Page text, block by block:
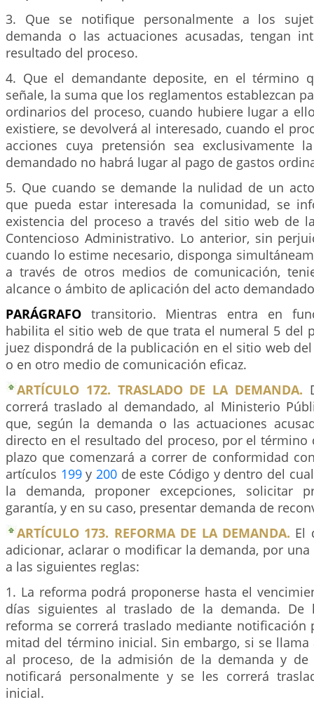
3. Que se notifique personalmente a los
demanda o las actuaciones acusadas, tengan
resultado del proceso.
4. Que el demandante deposite, en el término
señale, la suma que los reglamentos establezcan
ordinarios del proceso, cuando hubiere lugar a
existiere, se devolverá al interesado, cuando el
acciones cuya pretensión sea exclusivamente
demandado no habrá lugar al pago de gastos
5. Que cuando se demande la nulidad de un
que pueda estar interesada la comunidad, se
existencia del proceso a través del sitio web de
Contencioso Administrativo. Lo anterior, sin
cuando lo estime necesario, disponga
a través de otros medios de comunicación,
alcance o ámbito de aplicación del acto
PARÁGRAFO transitorio. Mientras entra en
habilita el sitio web de que trata el numeral 5 del
juez dispondrá de la publicación en el sitio web
o en otro medio de comunicación eficaz.
ARTÍCULO 172. TRASLADO DE LA DEMANDA.
correrá traslado al demandado, al Ministerio
que, según la demanda o las actuaciones
directo en el resultado del proceso, por el término
plazo que comenzará a correr de conformidad
artículos 199y200 de este Código y dentro del
la demanda, proponer excepciones, solicitar
garantía, y en su caso, presentar demanda de
ARTÍCULO 173. REFORMA DE LA DEMANDA. El
adicionar, aclarar o modificar la demanda, por
a las siguientes reglas:
1. La reforma podrá proponerse hasta el
días siguientes al traslado de la demanda.
reforma se correrá traslado mediante notificación
mitad del término inicial. Sin embargo, si se llama
al proceso, de la admisión de la demanda y
notificará personalmente y se les correrá
inicial.